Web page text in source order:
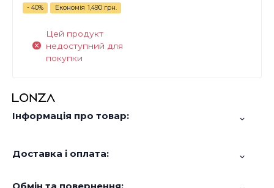
- 40% Економія 1,490 грн.
Цей продукт
недоступний для
покупки
Інформація про товар:
Доставка і оплата: